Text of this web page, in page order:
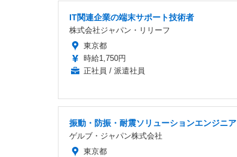
IT関連企業の端末サポート技術者
株式会社ジャパン・リリーフ
東京都
時給1,750円
正社員 / 派遣社員
振動・防振・耐震ソリューションエンジニア
ゲルブ・ジャパン株式会社
東京都